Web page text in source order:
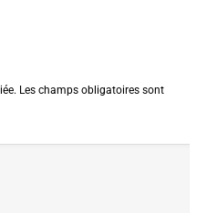
Les champs obligatoires sont